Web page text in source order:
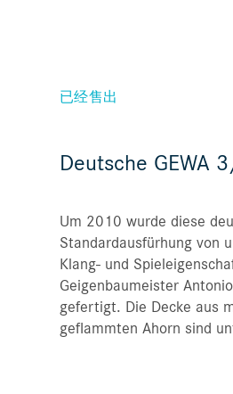
已经售出
Deutsche GEWA
Um 2010 wurde diese
Standardausfürhung von
Klang- und
Geigenbaumeister
gefertigt. Die Decke aus
geflammten Ahorn sind